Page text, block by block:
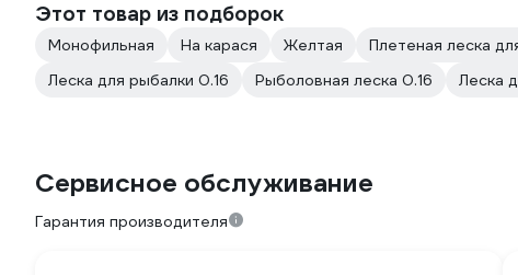
Этот товар из подборок
Монофильная На карася Желтая Плетeная леска
Леска для рыбалки 0.16
Рыболовная леска 0.16 Леска
Сервисное обслуживание
Гарантия производителя